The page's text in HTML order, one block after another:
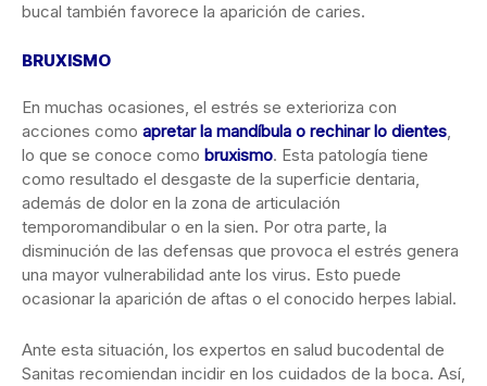
bucal también favorece la aparición de caries.
BRUXISMO
En muchas ocasiones, el estrés se exterioriza con
acciones como apretar la mandíbula o rechinar lo dientes,
lo que se conoce como bruxismo. Esta patología tiene
como resultado el desgaste de la superficie dentaria,
además de dolor en la zona de articulación
temporomandibular o en la sien. Por otra parte, la
disminución de las defensas que provoca el estrés genera
una mayor vulnerabilidad ante los virus. Esto puede
ocasionar la aparición de aftas o el conocido herpes labial.
Ante esta situación, los expertos en salud bucodental de
Sanitas recomiendan incidir en los cuidados de la boca. Así,